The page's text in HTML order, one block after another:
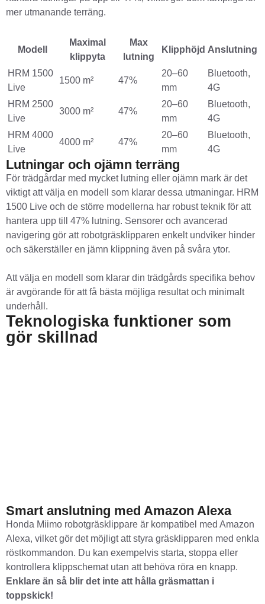
mer utmanande terräng.
Modell
Maximal
klippyta
Max
lutning
Klipphöjd Anslutning
HRM 1500
Live
1500 m² 47%
20–60
mm
Bluetooth,
4G
HRM 2500
Live
3000 m² 47%
20–60
mm
Bluetooth,
4G
HRM 4000
Live
4000 m² 47%
20–60
mm
Bluetooth,
4G
Lutningar och ojämn terräng
För trädgårdar med mycket lutning eller ojämn mark är det
viktigt att välja en modell som klarar dessa utmaningar. HRM
1500 Live och de större modellerna har robust teknik för att
hantera upp till 47% lutning. Sensorer och avancerad
navigering gör att robotgräsklipparen enkelt undviker hinder
och säkerställer en jämn klippning även på svåra ytor.
Att välja en modell som klarar din trädgårds specifika behov
är avgörande för att få bästa möjliga resultat och minimalt
underhåll.
Teknologiska funktioner som
gör skillnad
Smart anslutning med Amazon Alexa
Honda Miimo robotgräsklippare är kompatibel med Amazon
Alexa, vilket gör det möjligt att styra gräsklipparen med enkla
röstkommandon. Du kan exempelvis starta, stoppa eller
kontrollera klippschemat utan att behöva röra en knapp.
Enklare än så blir det inte att hålla gräsmattan i
toppskick!